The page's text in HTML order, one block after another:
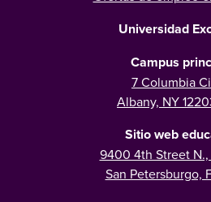
Universidad
Campus
7 Columbia
Albany, NY
Sitio web
9400 4th Street N.,
San Petersburgo,